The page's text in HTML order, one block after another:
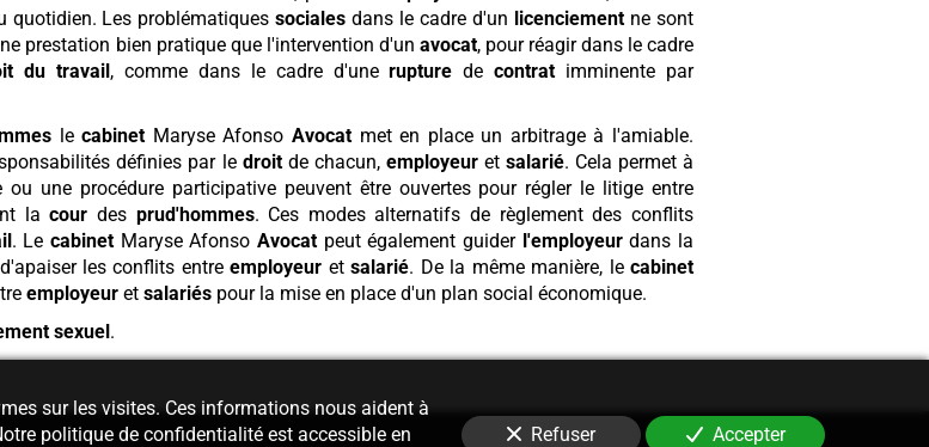
quotidien. Les problématiquessociales dans le cadre d'un licenciement ne sont
prestation bien pratique que l'intervention d'un avocat, pour réagir dans le cadre
du travail , comme dans le cadre d'unerupture decontrat imminente par
lecabinet Maryse Afonso Avocatmet en place un arbitrage à l'amiable.
définies par le droitde chacun, employeuret salarié. Cela permet à
une procédure participative peuvent être ouvertes pour régler le litige entre
lacour des prud'hommes. Ces modes alternatifs de règlement des conflits
. Le cabinetMaryse Afonso Avocatpeut également guider l'employeurdans la
les conflits entreemployeur etsalarié. De la même manière, le cabinet
employeur etsalariés pour la mise en place d'un plan social économique.
sexuel .
sur les visites. Ces informations nous aident à
politique de confidentialité est accessible en
Refuser Accepter